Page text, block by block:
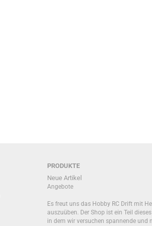
PRODUKTE
Neue Artikel
Angebote
Es freut uns das Hobby RC Drift mit
auszuüben. Der Shop ist ein Teil
in dem wir versuchen spannende und